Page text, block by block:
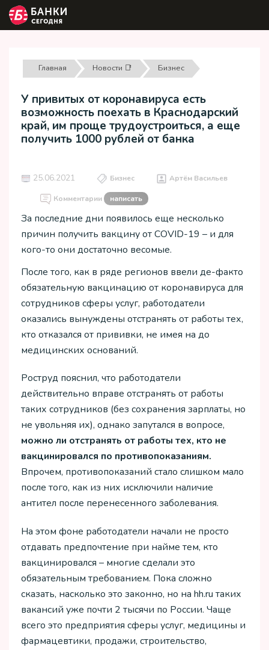
Главная Новости 📑 Бизнес
У привитых от коронавируса есть
возможность поехать в Краснодарский
край, им проще трудоустроиться, а еще
получить 1000 рублей от банка
25.06.2021 Бизнес Артём Васильев
Комментарии написать
За последние дни появилось еще несколько
причин получить вакцину от COVID-19 – и для
кого-то они достаточно весомые.
После того, как в ряде регионов ввели де-факто
обязательную вакцинацию от коронавируса для
сотрудников сферы услуг, работодатели
оказались вынуждены отстранять от работы тех,
кто отказался от прививки, не имея на до
медицинских оснований.
Роструд пояснил, что работодатели
действительно вправе отстранять от работы
таких сотрудников (без сохранения зарплаты, но
не увольняя их), однако запутался в вопросе,
можно ли отстранять от работы тех, кто не
вакцинировался по противопоказаниям.
Впрочем, противопоказаний стало слишком мало
после того, как из них исключили наличие
антител после перенесенного заболевания.
На этом фоне работодатели начали не просто
отдавать предпочтение при найме тем, кто
вакцинировался – многие сделали это
обязательным требованием. Пока сложно
сказать, насколько это законно, но на hh.ru таких
вакансий уже почти 2 тысячи по России. Чаще
всего это предприятия сферы услуг, медицины и
фармацевтики, продажи, строительство,